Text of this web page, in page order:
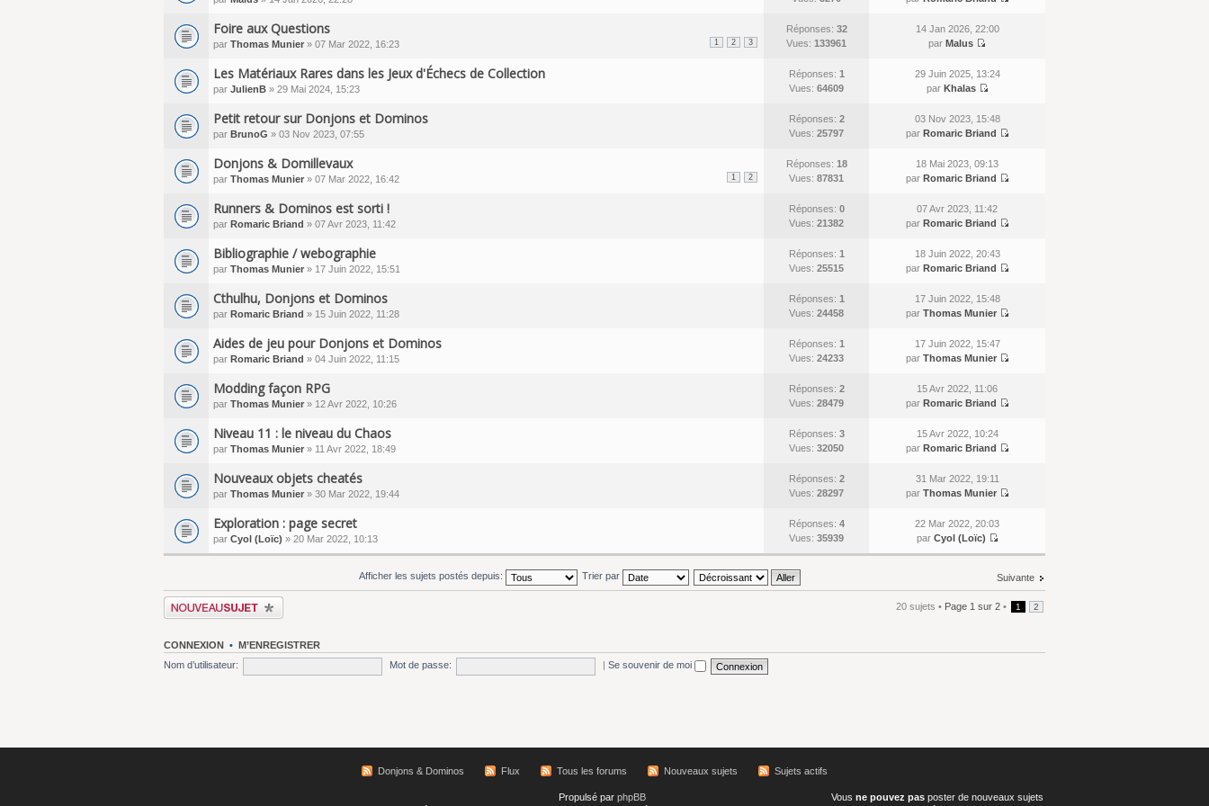
Foire aux Questions
1 2 3
par Thomas Munier » 07 Mar 2022, 16:23
Réponses: 32
Vues: 133961
14 Jan 2026, 22:00
par Malus
Les Matériaux Rares dans les Jeux d'Échecs de Collection
par JulienB » 29 Mai 2024, 15:23
Réponses: 1
Vues: 64609
29 Juin 2025, 13:24
par Khalas
Petit retour sur Donjons et Dominos
par BrunoG » 03 Nov 2023, 07:55
Réponses: 2
Vues: 25797
03 Nov 2023, 15:48
par Romaric Briand
Donjons & Domillevaux
1 2
par Thomas Munier » 07 Mar 2022, 16:42
Réponses: 18
Vues: 87831
18 Mai 2023, 09:13
par Romaric Briand
Runners & Dominos est sorti !
par Romaric Briand » 07 Avr 2023, 11:42
Réponses: 0
Vues: 21382
07 Avr 2023, 11:42
par Romaric Briand
Bibliographie / webographie
par Thomas Munier » 17 Juin 2022, 15:51
Réponses: 1
Vues: 25515
18 Juin 2022, 20:43
par Romaric Briand
Cthulhu, Donjons et Dominos
par Romaric Briand » 15 Juin 2022, 11:28
Réponses: 1
Vues: 24458
17 Juin 2022, 15:48
par Thomas Munier
Aides de jeu pour Donjons et Dominos
par Romaric Briand » 04 Juin 2022, 11:15
Réponses: 1
Vues: 24233
17 Juin 2022, 15:47
par Thomas Munier
Modding façon RPG
par Thomas Munier » 12 Avr 2022, 10:26
Réponses: 2
Vues: 28479
15 Avr 2022, 11:06
par Romaric Briand
Niveau 11 : le niveau du Chaos
par Thomas Munier » 11 Avr 2022, 18:49
Réponses: 3
Vues: 32050
15 Avr 2022, 10:24
par Romaric Briand
Nouveaux objets cheatés
par Thomas Munier » 30 Mar 2022, 19:44
Réponses: 2
Vues: 28297
31 Mar 2022, 19:11
par Thomas Munier
Exploration : page secret
par Cyol (Loïc) » 20 Mar 2022, 10:13
Réponses: 4
Vues: 35939
22 Mar 2022, 20:03
par Cyol (Loïc)
Suivante
Afficher les sujets postés depuis: Trier par
Écrire un nouveau sujet 20 sujets • Page 1 sur 2 • 1 2
CONNEXION • M’ENREGISTRER
Nom d’utilisateur:
Mot de passe: Se souvenir de moi
Donjons & Dominos Flux Tous les forums Nouveaux sujets Sujets actifs
Vous ne pouvez pasposter de nouveaux sujets
Propulsé par phpBB